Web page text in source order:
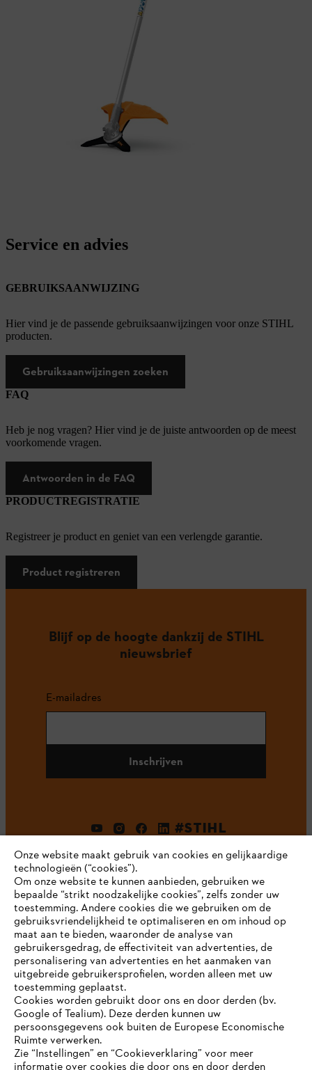
Service en advies
GEBRUIKSAANWIJZING
Hier vind je de passende gebruiksaanwijzingen voor onze STIHL
producten.
Gebruiksaanwijzingen zoeken
FAQ
Heb je nog vragen? Hier vind je de juiste antwoorden op de meest
voorkomende vragen.
Antwoorden in de FAQ
PRODUCTREGISTRATIE
Registreer je product en geniet van een verlengde garantie.
Product registreren
Blijf op de hoogte dankzij de STIHL
nieuwsbrief
E-mailadres
Inschrijven
#STIHL
Bedrijf
STIHL FAQ
Contact
Onze website maakt gebruik van cookies en gelijkaardige
technologieën (“cookies”).
Om onze website te kunnen aanbieden, gebruiken we
bepaalde “strikt noodzakelijke cookies”, zelfs zonder uw
toestemming. Andere cookies die we gebruiken om de
gebruiksvriendelijkheid te optimaliseren en om inhoud op
maat aan te bieden, waaronder de analyse van
gebruikersgedrag, de effectiviteit van advertenties, de
personalisering van advertenties en het aanmaken van
uitgebreide gebruikersprofielen, worden alleen met uw
toestemming geplaatst.
Cookies worden gebruikt door ons en door derden (bv.
Google of Tealium). Deze derden kunnen uw
persoonsgegevens ook buiten de Europese Economische
Ruimte verwerken.
Zie “Instellingen” en “Cookieverklaring” voor meer